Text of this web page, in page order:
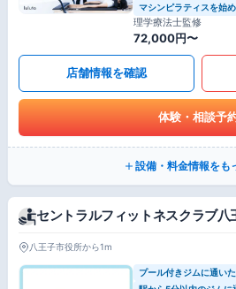
マシンピラティスを始
理学療法士監修
72,000円〜
店舗情報を確認
体験・相談予
設備・料金情報をも
セントラルフィットネスクラブ八
八王子市役所から1m
プール付きジムに通い